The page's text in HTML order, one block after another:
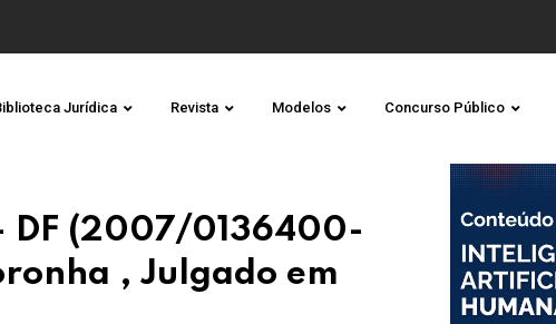
Jurídica Revista Modelos Concurso Público
DF (2007/0136400-
, Julgado em